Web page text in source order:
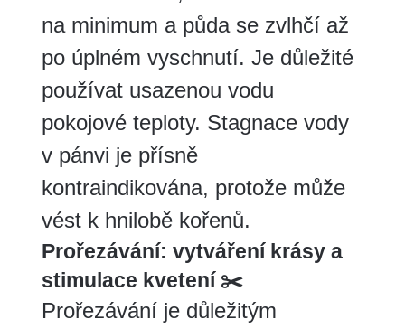
na minimum a půda se zvlhčí až
po úplném vyschnutí. Je důležité
používat usazenou vodu
pokojové teploty. Stagnace vody
v pánvi je přísně
kontraindikována, protože může
vést k hnilobě kořenů.
Prořezávání: vytváření krásy a
stimulace kvetení ✂️
Prořezávání je důležitým